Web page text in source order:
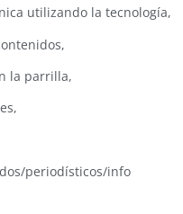
utilizando la tecnología,
la parrilla,
periodísticos/info